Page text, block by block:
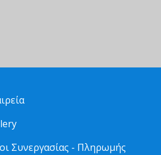
Συνεργασίας - Πληρωμής